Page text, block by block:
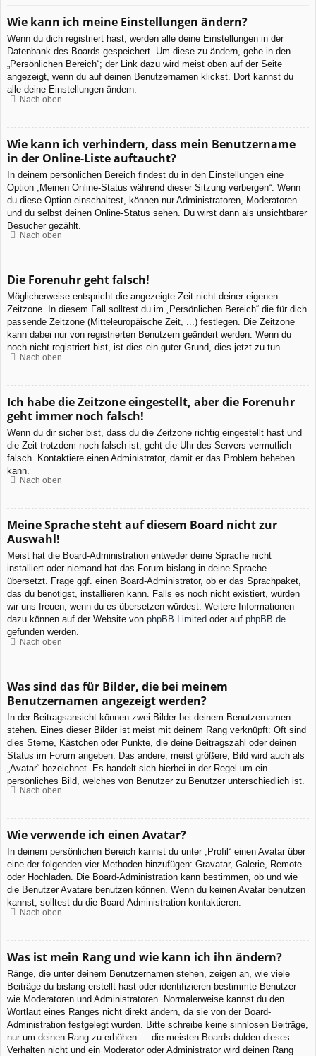
Wie kann ich meine Einstellungen ändern?
Wenn du dich registriert hast, werden alle deine Einstellungen in der
Datenbank des Boards gespeichert. Um diese zu ändern, gehe in den
„Persönlichen Bereich“; der Link dazu wird meist oben auf der Seite
angezeigt, wenn du auf deinen Benutzernamen klickst. Dort kannst du
alle deine Einstellungen ändern.
Nach oben
Wie kann ich verhindern, dass mein Benutzername
in der Online-Liste auftaucht?
In deinem persönlichen Bereich findest du in den Einstellungen eine
Option „Meinen Online-Status während dieser Sitzung verbergen“. Wenn
du diese Option einschaltest, können nur Administratoren, Moderatoren
und du selbst deinen Online-Status sehen. Du wirst dann als unsichtbarer
Besucher gezählt.
Nach oben
Die Forenuhr geht falsch!
Möglicherweise entspricht die angezeigte Zeit nicht deiner eigenen
Zeitzone. In diesem Fall solltest du im „Persönlichen Bereich“ die für dich
passende Zeitzone (Mitteleuropäische Zeit, ...) festlegen. Die Zeitzone
kann dabei nur von registrierten Benutzern geändert werden. Wenn du
noch nicht registriert bist, ist dies ein guter Grund, dies jetzt zu tun.
Nach oben
Ich habe die Zeitzone eingestellt, aber die Forenuhr
geht immer noch falsch!
Wenn du dir sicher bist, dass du die Zeitzone richtig eingestellt hast und
die Zeit trotzdem noch falsch ist, geht die Uhr des Servers vermutlich
falsch. Kontaktiere einen Administrator, damit er das Problem beheben
kann.
Nach oben
Meine Sprache steht auf diesem Board nicht zur
Auswahl!
Meist hat die Board-Administration entweder deine Sprache nicht
installiert oder niemand hat das Forum bislang in deine Sprache
übersetzt. Frage ggf. einen Board-Administrator, ob er das Sprachpaket,
das du benötigst, installieren kann. Falls es noch nicht existiert, würden
wir uns freuen, wenn du es übersetzen würdest. Weitere Informationen
dazu können auf der Website von phpBB Limited oder auf phpBB.de
gefunden werden.
Nach oben
Was sind das für Bilder, die bei meinem
Benutzernamen angezeigt werden?
In der Beitragsansicht können zwei Bilder bei deinem Benutzernamen
stehen. Eines dieser Bilder ist meist mit deinem Rang verknüpft: Oft sind
dies Sterne, Kästchen oder Punkte, die deine Beitragszahl oder deinen
Status im Forum angeben. Das andere, meist größere, Bild wird auch als
„Avatar“ bezeichnet. Es handelt sich hierbei in der Regel um ein
persönliches Bild, welches von Benutzer zu Benutzer unterschiedlich ist.
Nach oben
Wie verwende ich einen Avatar?
In deinem persönlichen Bereich kannst du unter „Profil“ einen Avatar über
eine der folgenden vier Methoden hinzufügen: Gravatar, Galerie, Remote
oder Hochladen. Die Board-Administration kann bestimmen, ob und wie
die Benutzer Avatare benutzen können. Wenn du keinen Avatar benutzen
kannst, solltest du die Board-Administration kontaktieren.
Nach oben
Was ist mein Rang und wie kann ich ihn ändern?
Ränge, die unter deinem Benutzernamen stehen, zeigen an, wie viele
Beiträge du bislang erstellt hast oder identifizieren bestimmte Benutzer
wie Moderatoren und Administratoren. Normalerweise kannst du den
Wortlaut eines Ranges nicht direkt ändern, da sie von der Board-
Administration festgelegt wurden. Bitte schreibe keine sinnlosen Beiträge,
nur um deinen Rang zu erhöhen — die meisten Boards dulden dieses
Verhalten nicht und ein Moderator oder Administrator wird deinen Rang